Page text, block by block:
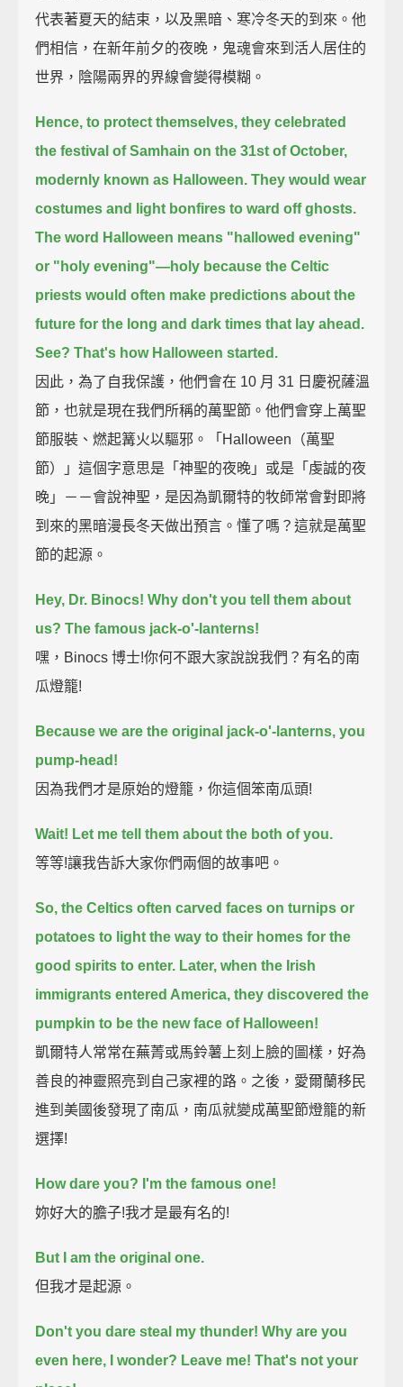
代表著夏天的結束，以及黑暗、寒冷冬天的到來。他
們相信，在新年前夕的夜晚，鬼魂會來到活人居住的
世界，陰陽兩界的界線會變得模糊。
Hence, to protect themselves, they celebrated
the festival of Samhain on the 31st of October,
modernly known as Halloween. They would wear
costumes and light bonfires to ward off ghosts.
The word Halloween means "hallowed evening"
or "holy evening"—holy because the Celtic
priests would often make predictions about the
future for the long and dark times that lay ahead.
See? That's how Halloween started.
因此，為了自我保護，他們會在 10 月 31 日慶祝薩溫
節，也就是現在我們所稱的萬聖節。他們會穿上萬聖
節服裝、燃起篝火以驅邪。「Halloween（萬聖
節）」這個字意思是「神聖的夜晚」或是「虔誠的夜
晚」－－會說神聖，是因為凱爾特的牧師常會對即將
到來的黑暗漫長冬天做出預言。懂了嗎？這就是萬聖
節的起源。
Hey, Dr. Binocs! Why don't you tell them about
us? The famous jack-o'-lanterns!
嘿，Binocs 博士!你何不跟大家說說我們？有名的南
瓜燈籠!
Because we are the original jack-o'-lanterns, you
pump-head!
因為我們才是原始的燈籠，你這個笨南瓜頭!
Wait! Let me tell them about the both of you.
等等!讓我告訴大家你們兩個的故事吧。
So, the Celtics often carved faces on turnips or
potatoes to light the way to their homes for the
good spirits to enter. Later, when the Irish
immigrants entered America, they discovered the
pumpkin to be the new face of Halloween!
凱爾特人常常在蕪菁或馬鈴薯上刻上臉的圖樣，好為
善良的神靈照亮到自己家裡的路。之後，愛爾蘭移民
進到美國後發現了南瓜，南瓜就變成萬聖節燈籠的新
選擇!
How dare you? I'm the famous one!
妳好大的膽子!我才是最有名的!
But I am the original one.
但我才是起源。
Don't you dare steal my thunder! Why are you
even here, I wonder? Leave me! That's not your